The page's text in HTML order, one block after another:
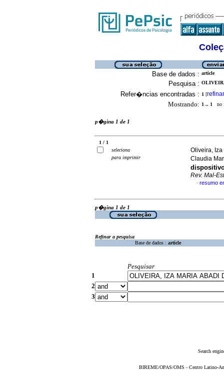
Base de dados : article
Pesquisa :
Refer�ncias encontradas : 1 [refinar
Mostrando: 1 .. 1 no
p�gina 1 de 1
1 / 1
seleciona
para imprimir
Oliveira,
Claudia
Rev. Mal-
· resumo
p�gina 1 de 1
Refinar a pesquisa
Base de dados : article
Pesquisar
1
2
3
Search
BIREME/OPAS/OMS - Centro Latino-